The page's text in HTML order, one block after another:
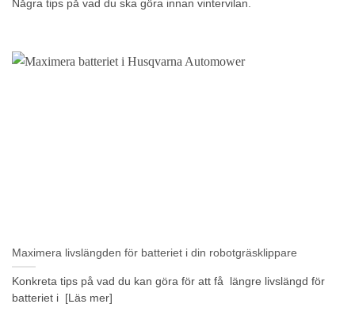
Några tips på vad du ska göra innan vintervilan.
Maximera livslängden för batteriet i din robotgräsklippare
Konkreta tips på vad du kan göra för att få längre livslängd för
batteriet i [Läs mer]